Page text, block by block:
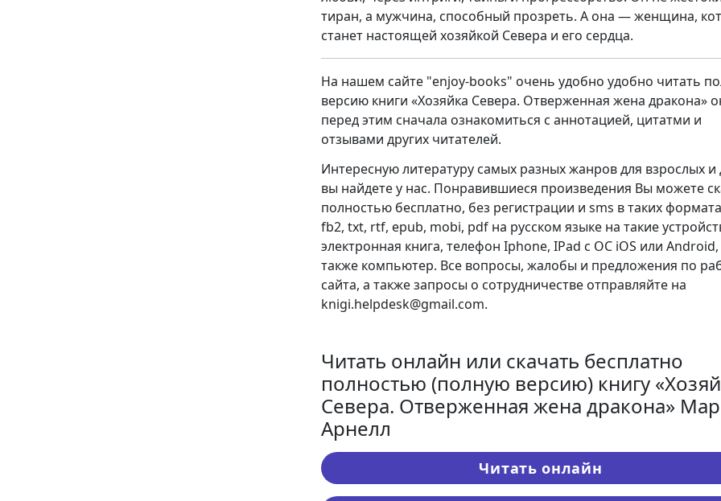
тиран, а мужчина, способный прозреть. А она — женщина,
станет настоящей хозяйкой Севера и его сердца.
На нашем сайте "enjoy-books" очень удобно удобно читать
версию книги «Хозяйка Севера. Отверженная жена дракона»
перед этим сначала ознакомиться с аннотацией, цитатми и
отзывами других читателей.
Интересную литературу самых разных жанров для взрослых и
вы найдете у нас. Понравившиеся произведения Вы можете
полностью бесплатно, без регистрации и sms в таких
fb2, txt, rtf, epub, mobi, pdf на русском языке на такие
электронная книга, телефон Iphone, IPad с ОС iOS или Android,
также компьютер. Все вопросы, жалобы и предложения по
сайта, а также запросы о сотрудничестве отправляйте на
knigi.helpdesk@gmail.com.
Читать онлайн или скачать бесплатно
полностью (полную версию) книгу
Севера. Отверженная жена дракона»
Арнелл
Читать онлайн